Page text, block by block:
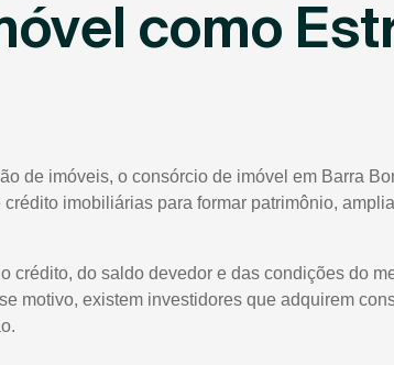
como
de imóveis, o consórcio de imóvel em Barra
imobiliárias para formar patrimônio,
crédito, do saldo devedor e das condições do
motivo, existem investidores que adquirem